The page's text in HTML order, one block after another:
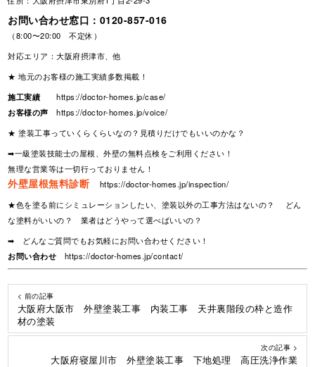
お問い合わせ窓口： 0120-857-016
（8:00〜20:00 不定休）
対応エリア：大阪府摂津市、他
★ 地元のお客様の施工実績多数掲載！
施工実績
https://doctor-homes.jp/case/
お客様の声
https://doctor-homes.jp/voice/
★ 塗装工事っていくらくらいなの？見積りだけでもいいのかな？
➡一級塗装技能士の屋根、外壁の無料点検をご利用ください！
無理な営業等は一切行っておりません！
外壁屋根無料診断
https://doctor-homes.jp/inspection/
★色を塗る前にシミュレーションしたい、塗装以外の工事方法はないの？ どん
な塗料がいいの？ 業者はどうやって選べばいいの？
➡ どんなご質問でもお気軽にお問い合わせください！
お問い合わせ
https://doctor-homes.jp/contact/
< 前の記事
大阪府大阪市 外壁塗装工事 内装工事 天井裏階段の枠と造作
材の塗装
次の記事 >
大阪府寝屋川市 外壁塗装工事 下地処理 高圧洗浄作業